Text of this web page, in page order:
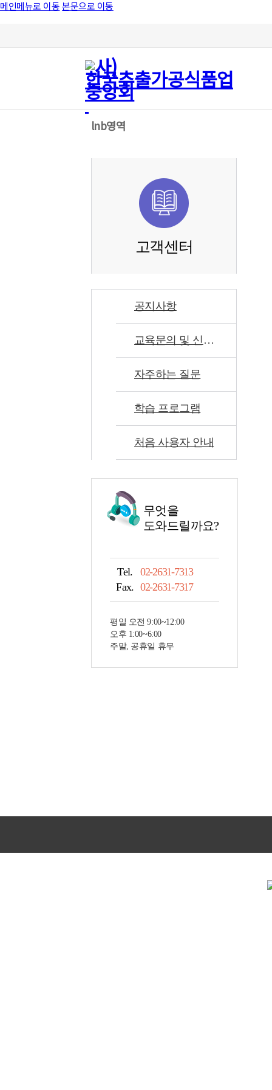
메인메뉴로 이동본문으로 이동
lnb영역
고객센터
공지사항
교육문의 및 신고센터
자주하는 질문
학습 프로그램
처음 사용자 안내
무엇을
도와드릴까요?
Tel.
02-2631-7313
Fax. 02-2631-7317
평일 오전 9:00~12:00
오후 1:00~6:00
주말, 공휴일 휴무